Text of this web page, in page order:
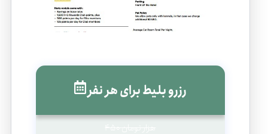
رزرو بلیط برای هر نفر